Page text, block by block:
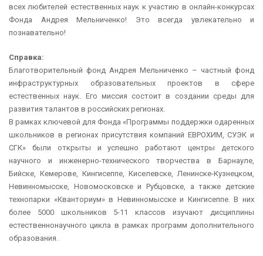
всех любителей естественных наук к участию в онлайн-конкурсах
Фонда Андрея Мельниченко! Это всегда увлекательно и
познавательно!
Справка:
Благотворительный фонд Андрея Мельниченко – частный фонд
инфраструктурных образовательных проектов в сфере
естественных наук. Его миссия состоит в создании среды для
развития талантов в российских регионах.
В рамках ключевой для Фонда «Программы поддержки одаренных
школьников в регионах присутствия компаний ЕВРОХИМ, СУЭК и
СГК» были открыты и успешно работают центры детского
научного и инженерно-технического творчества в Барнауле,
Бийске, Кемерове, Кингисеппе, Киселевске, Ленинске-Кузнецком,
Невинномысске, Новомосковске и Рубцовске, а также детские
технопарки «Кванториум» в Невинномысске и Кингисеппе. В них
более 5000 школьников 5-11 классов изучают дисциплины
естественнонаучного цикла в рамках программ дополнительного
образования.